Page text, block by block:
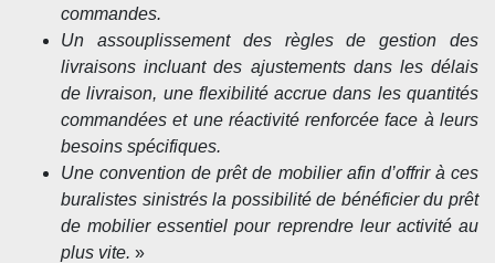
commandes.
Un assouplissement des règles de gestion des
livraisons incluant des ajustements dans les délais
de livraison, une flexibilité accrue dans les quantités
commandées et une réactivité renforcée face à leurs
besoins spécifiques.
Une convention de prêt de mobilier afin d’offrir à ces
buralistes sinistrés la possibilité de bénéficier du prêt
de mobilier essentiel pour reprendre leur activité au
plus vite. »